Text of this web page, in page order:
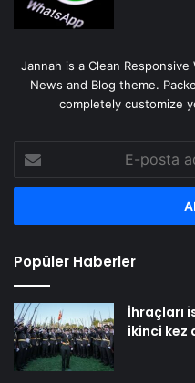
Jannah is a Clean
News and Blog theme.
completely customize
posta
adresinizi
Popüler Haberler
İhraçları
ikinci kez